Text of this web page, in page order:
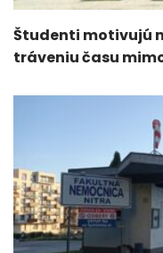
Študenti motivujú
tráveniu času